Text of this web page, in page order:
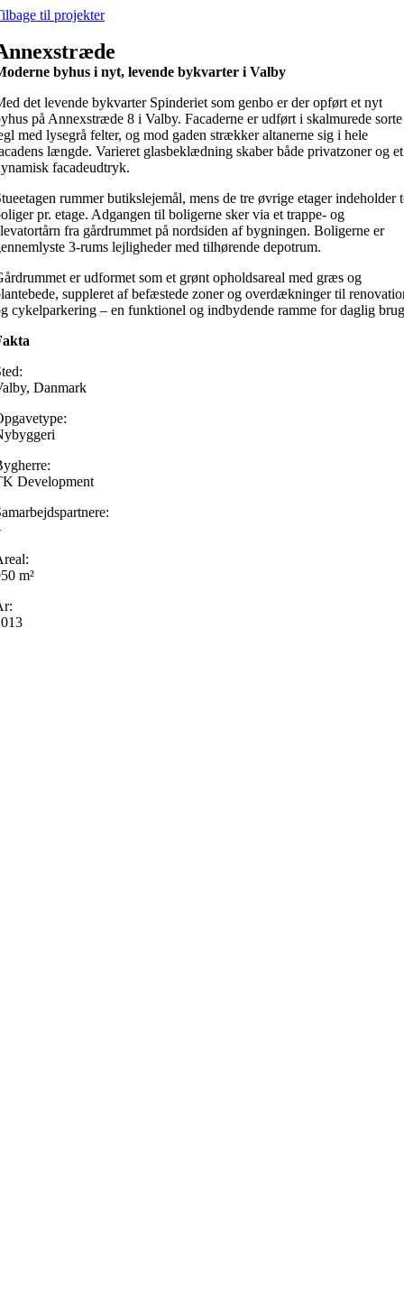
Skip
content
til projekter
byhus i nyt, levende bykvarter i Valby
det levende bykvarter Spinderiet som genbo er der opført et nyt
på Annexstræde 8 i Valby. Facaderne er udført i skalmurede sorte
med lysegrå felter, og mod gaden strækker altanerne sig i hele
længde. Varieret glasbeklædning skaber både privatzoner og et
facadeudtryk.
rummer butikslejemål, mens de tre øvrige etager indeholder
pr. etage. Adgangen til boligerne sker via et trappe- og
fra gårdrummet på nordsiden af bygningen. Boligerne er
3-rums lejligheder med tilhørende depotrum.
er udformet som et grønt opholdsareal med græs og
suppleret af befæstede zoner og overdækninger til
cykelparkering – en funktionel og indbydende ramme for daglig
Danmark
Development
m²